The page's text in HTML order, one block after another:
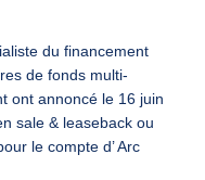
du financement
de fonds multi-
ont annoncé le 16 juin
sale & leaseback ou
le compte d’Arc